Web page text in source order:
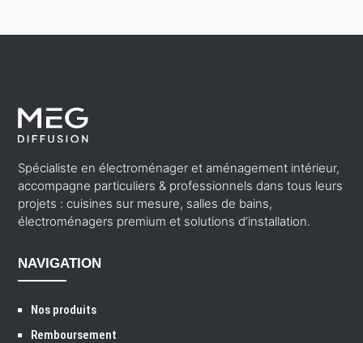
Spécialiste en électroménager et aménagement intérieur,
accompagne particuliers & professionnels dans tous leurs
projets : cuisines sur mesure, salles de bains,
électroménagers premium et solutions d’installation.
NAVIGATION
Nos produits
Remboursement